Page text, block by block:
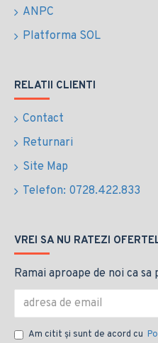
ANPC
Platforma SOL
RELATII CLIENTI
Contact
Returnari
Site Map
Telefon: 0728.422.833
VREI SA NU RATEZI
Ramai aproape de noi ca
Am citit şi sunt de acord cu